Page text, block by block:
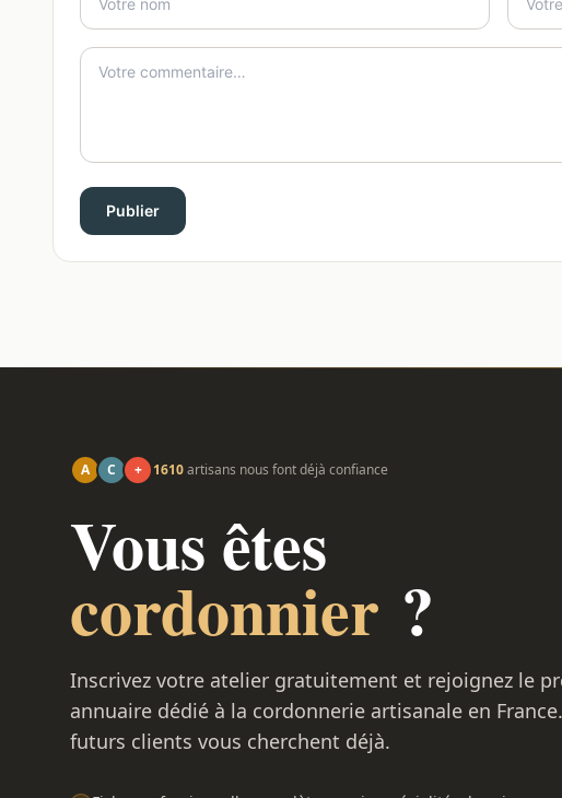
Publier
A C + 1610artisans nous font déjà confiance
Vous êtes
cordonnier ?
Inscrivez votre atelier gratuitement et rejoignez le
annuaire dédié à la cordonnerie artisanale en
futurs clients vous cherchent déjà.